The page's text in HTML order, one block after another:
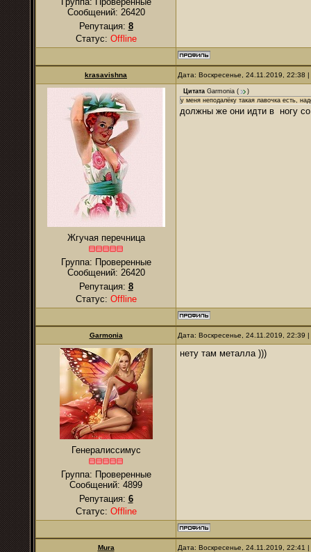
Сообщений: 26420
Репутация: 8
Статус: Offline
krasavishna Дата: Воскресенье, 24.11.2019,
Жгучая перечница
Группа: Проверенные
Сообщений: 26420
Репутация: 8
Статус: Offline
Цитата Garmonia (
)
у меня неподалёку такая лавочка есть,
должны же они идти в ногу
Garmonia Дата: Воскресенье, 24.11.2019,
Генералиссимус
Группа: Проверенные
Сообщений: 4899
Репутация: 6
Статус: Offline
нету там металла )))
Mura Дата: Воскресенье, 24.11.2019,